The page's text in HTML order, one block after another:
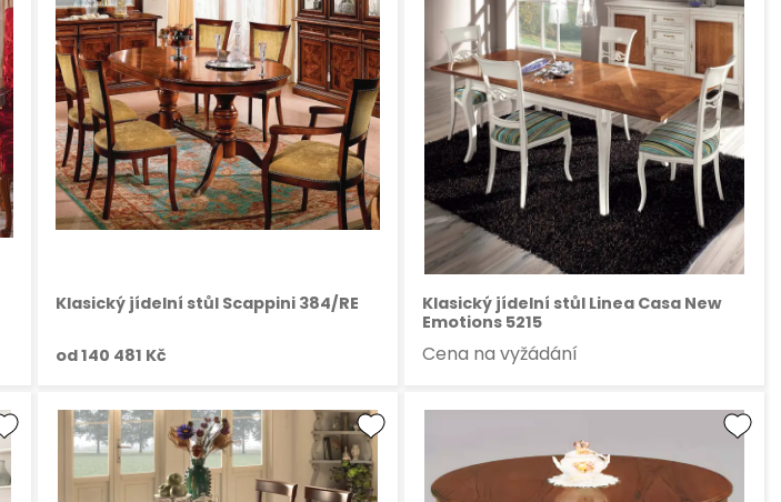
Klasický jídelní stůl Scappini 384/RE
od140 481 Kč
Klasický jídelní stůl Linea Casa New
Emotions 5215
Cena na vyžádání